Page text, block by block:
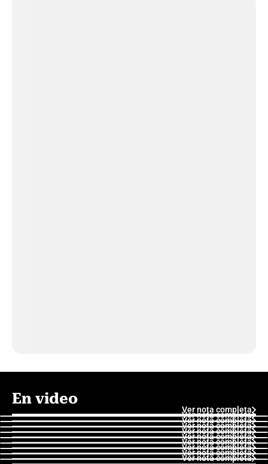
En video
Ver nota completa
Ver nota completa
Ver nota completa
Ver nota completa
Ver nota completa
Ver nota completa
Ver nota completa
Ver nota completa
Ver nota completa
Ver nota completa